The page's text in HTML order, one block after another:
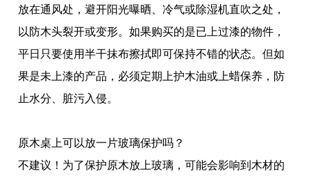
放在通风处，避开阳光曝晒、冷气或除湿机直吹之处，
以防木头裂开或变形。如果购买的是已上过漆的物件，
平日只要使用半干抹布擦拭即可保持不错的状态。但如
果是未上漆的产品，必须定期上护木油或上蜡保养，防
止水分、脏污入侵。
原木桌上可以放一片玻璃保护吗？
不建议！为了保护原木放上玻璃，可能会影响到木材的